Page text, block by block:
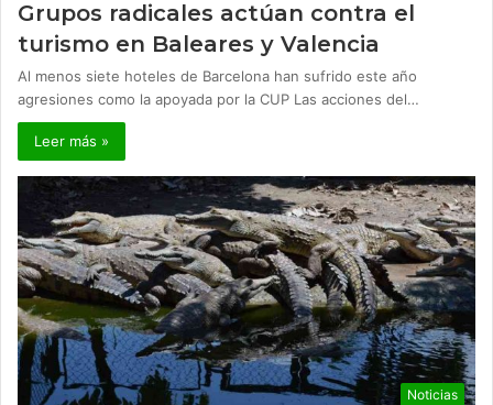
Grupos radicales actúan contra el
turismo en Baleares y Valencia
Al menos siete hoteles de Barcelona han sufrido este año
agresiones como la apoyada por la CUP Las acciones del…
Leer más »
Noticias